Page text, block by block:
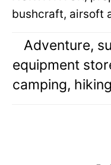
bushcraft, airsoft
Adventure,
equipment
camping,